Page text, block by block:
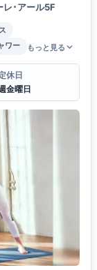
レ･アール5F
ワー もっと見る
休日
金曜日